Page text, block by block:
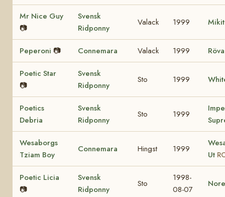
Mr Nice Guy
📷
Svensk
Ridponny
Valack 1999
Peperoni 📷 Connemara Valack 1999
Poetic Star
📷
Svensk
Ridponny
Sto 1999
Poetics
Debria
Svensk
Ridponny
Sto 1999
Wesaborgs
Tziam Boy
Connemara Hingst 1999
Ut
Poetic Licia
📷
Svensk
Ridponny
Sto
1998-
08-07